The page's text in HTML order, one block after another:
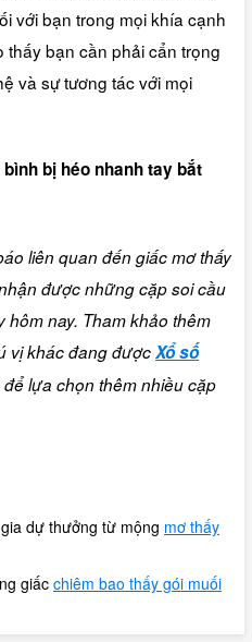
với bạn trong mọi khía cạnh
bạn cần phải cẩn trọng
và sự tương tác với mọi
bị héo nhanh tay bắt
liên quan đến giấc mơ thấy
được những cặp soi cầu
hôm nay. Tham khảo thêm
vị khác đang đượcXổ số
lựa chọn thêm nhiều cặp
dự thưởng từ mộng mơ thấy
giấc chiêm bao thấy gói muối